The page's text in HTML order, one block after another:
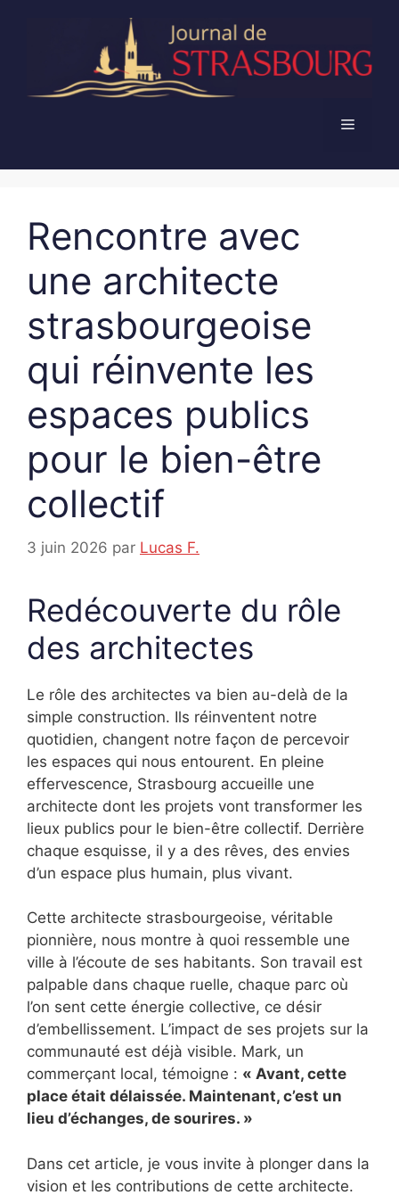
Menu
Rencontre avec
une architecte
strasbourgeoise
qui réinvente les
espaces publics
pour le bien-être
collectif
3 juin 2026 par Lucas F.
Redécouverte du rôle
des architectes
Le rôle des architectes va bien au-delà de la
simple construction. Ils réinventent notre
quotidien, changent notre façon de percevoir
les espaces qui nous entourent. En pleine
effervescence, Strasbourg accueille une
architecte dont les projets vont transformer les
lieux publics pour le bien-être collectif. Derrière
chaque esquisse, il y a des rêves, des envies
d’un espace plus humain, plus vivant.
Cette architecte strasbourgeoise, véritable
pionnière, nous montre à quoi ressemble une
ville à l’écoute de ses habitants. Son travail est
palpable dans chaque ruelle, chaque parc où
l’on sent cette énergie collective, ce désir
d’embellissement. L’impact de ses projets sur la
communauté est déjà visible. Mark, un
commerçant local, témoigne : « Avant, cette
place était délaissée. Maintenant, c’est un
lieu d’échanges, de sourires. »
Dans cet article, je vous invite à plonger dans la
vision et les contributions de cette architecte.